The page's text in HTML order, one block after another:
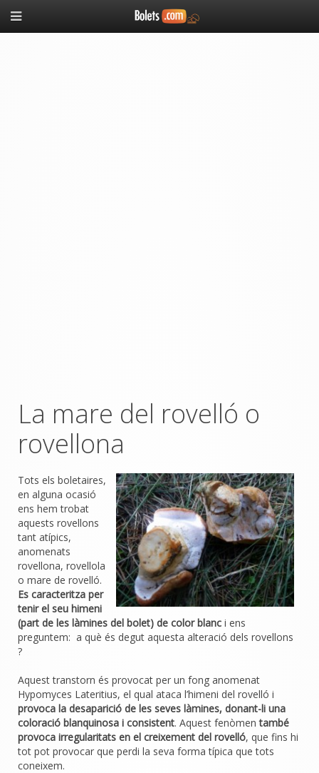
La mare del rovelló o
rovellona
Tots els boletaires,
en alguna ocasió
ens hem trobat
aquests rovellons
tant atípics,
anomenats
rovellona, rovellola
o mare de rovelló.
Es caracteritza per
tenir el seu himeni
(part de les làmines del bolet) de color blanc i ens
preguntem: a què és degut aquesta alteració dels rovellons
?
Aquest transtorn és provocat per un fong anomenat
Hypomyces Lateritius, el qual ataca l’himeni del rovelló i
provoca la desaparició de les seves làmines, donant-li una
coloració blanquinosa i consistent. Aquest fenòmentambé
provoca irregularitats en el creixement del rovelló, que fins hi
tot pot provocar que perdi la seva forma típica que tots
coneixem.